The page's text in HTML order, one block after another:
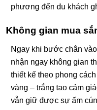
phương đến du khách
Không gian mua
Ngay khi bước chân
nhận ngay không gian
thiết kế theo phong
vàng – trắng tạo cảm
vẫn giữ được sự ấm